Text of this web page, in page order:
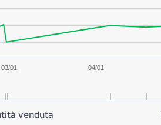
03/01 04/01
venduta